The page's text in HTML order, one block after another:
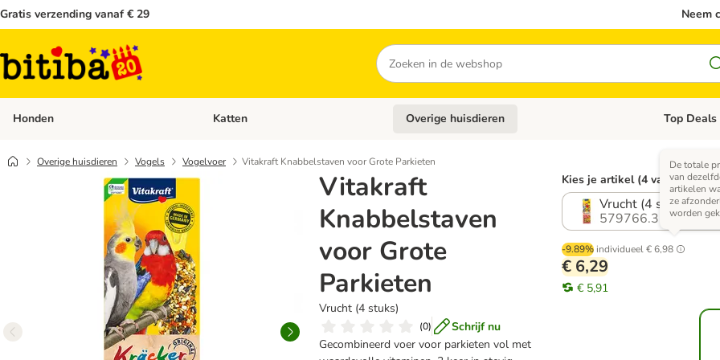
Gratis verzending vanaf € 29 Neem
Zoeken
Honden Open categoriemenu: Honden
Katten Open categoriemenu: Katten
Overige huisdieren Open
Top Deals
Overige huisdieren Vogels Vogelvoer Vitakraft Knabbelstaven voor Grote Parkieten
Vitakraft
Knabbelstaven
voor Grote
Parkieten
Vrucht (4 stuks)
(0)
Schrijf nu
Gecombineerd voer voor parkieten vol met
Kies je artikel (4 varianten)
Vrucht (4 stuks)
579766.3
-9.89% individueel€ 6,98
De totale
van
artikelen
ze
worden
€ 6,29
€ 5,91